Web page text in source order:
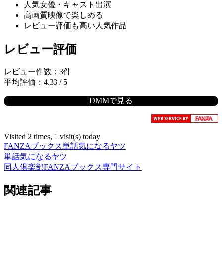
人気女優・キャスト出演
高画質映像で楽しめる
レビュー評価も高い人気作品
レビュー評価
レビュー件数：3件
平均評価：4.33 / 5
DMMで見る
Visited 2 times, 1 visit(s) today
FANZAブックス単話気になるヤツ
単話気になるヤツ
同人倶楽部FANZAブックス専門サイト
関連記事